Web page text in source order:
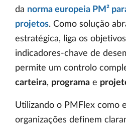
da norma europeia PM²
projetos. Como solução
estratégica, liga os
indicadores-chave de
permite um controlo
carteira, programa e
Utilizando o PMFlex como
organizações definem